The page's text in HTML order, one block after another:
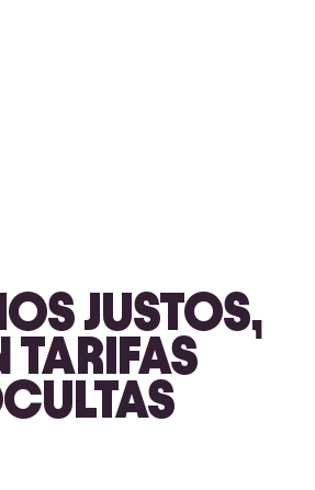
JUSTOS,
TARIFAS